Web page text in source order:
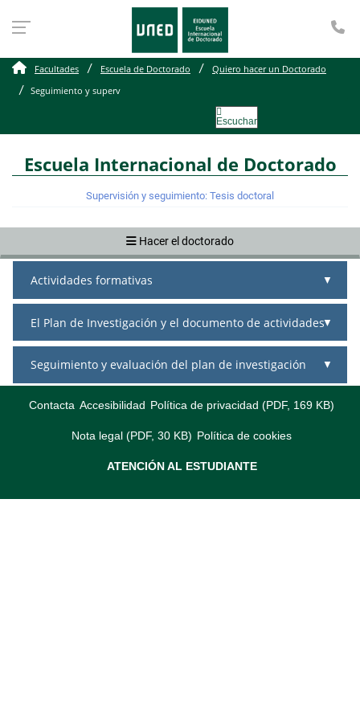
Seguimiento y
Facultades Escuela de Doctorado
Quiero hacer un Doctorado
Seguimiento y superv
Escuchar
Escuela Internacional de Doctorado
Supervisión y seguimiento: Tesis doctoral
Hacer el doctorado
Actividades formativas
El Plan de Investigación y el documento de actividades
Seguimiento y evaluación del plan de investigación
Contacta Accesibilidad Política de privacidad (PDF, 169 KB)
Nota legal (PDF, 30 KB) Política de cookies
ATENCIÓN AL ESTUDIANTE